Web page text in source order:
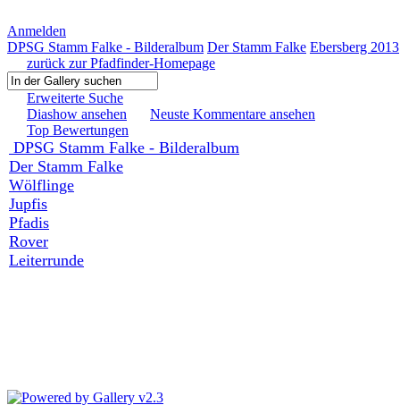
Anmelden
DPSG Stamm Falke - Bilderalbum Der Stamm Falke Ebersberg 2013
zurück zur Pfadfinder-Homepage
Erweiterte Suche
Diashow ansehen
Neuste Kommentare ansehen
Top Bewertungen
DPSG Stamm Falke - Bilderalbum
Der Stamm Falke
Wölflinge
Jupfis
Pfadis
Rover
Leiterrunde